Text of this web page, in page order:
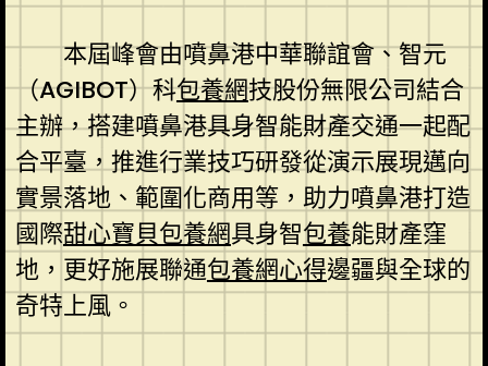
本屆峰會由噴鼻港中華聯誼會、智元
（AGIBOT）科包養網技股份無限公司結合
主辦，搭建噴鼻港具身智能財產交通一起配
合平臺，推進行業技巧研發從演示展現邁向
實景落地、範圍化商用等，助力噴鼻港打造
國際甜心寶貝包養網具身智包養能財產窪
地，更好施展聯通包養網心得邊疆與全球的
奇特上風。